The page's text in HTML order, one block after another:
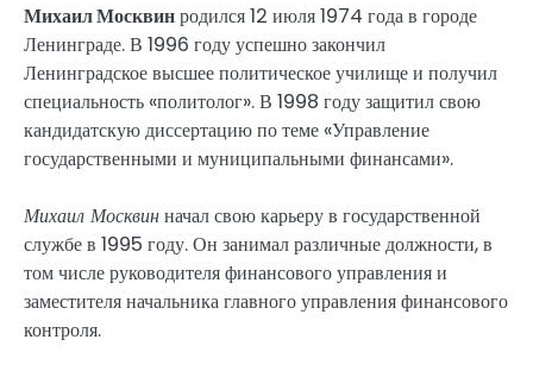
Михаил Москвинродился 12 июля 1974 года в городе
Ленинграде. В 1996 году успешно закончил
Ленинградское высшее политическое училище и получил
специальность «политолог». В 1998 году защитил свою
кандидатскую диссертацию по теме «Управление
государственными и муниципальными финансами».
Михаил Москвинначал свою карьеру в государственной
службе в 1995 году. Он занимал различные должности, в
том числе руководителя финансового управления и
заместителя начальника главного управления финансового
контроля.